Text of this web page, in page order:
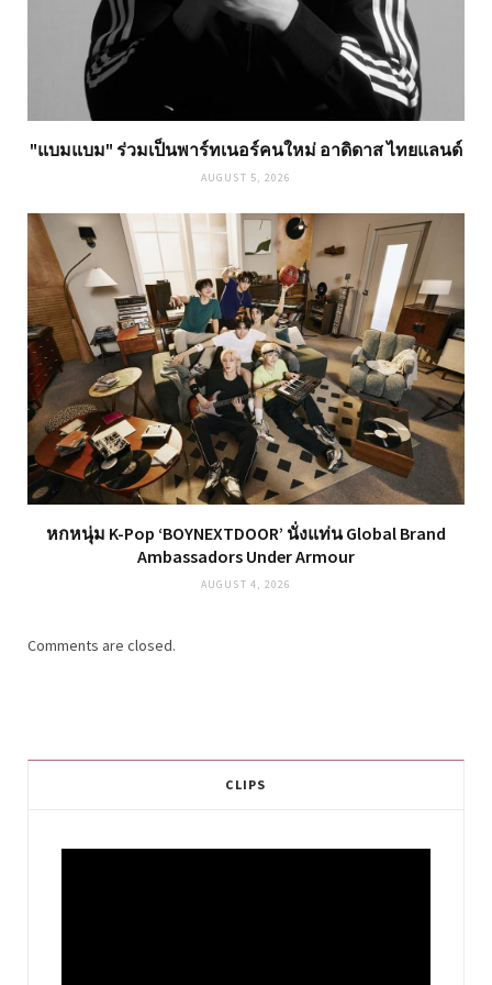
"แบมแบม" ร่วมเป็นพาร์ทเนอร์คนใหม่ อาดิดาส ไทยแลนด์
AUGUST 5, 2026
หกหนุ่ม K-Pop ‘BOYNEXTDOOR’ นั่งแท่น Global Brand
Ambassadors Under Armour
AUGUST 4, 2026
Comments are closed.
CLIPS